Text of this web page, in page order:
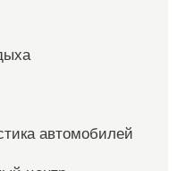
автомобилей